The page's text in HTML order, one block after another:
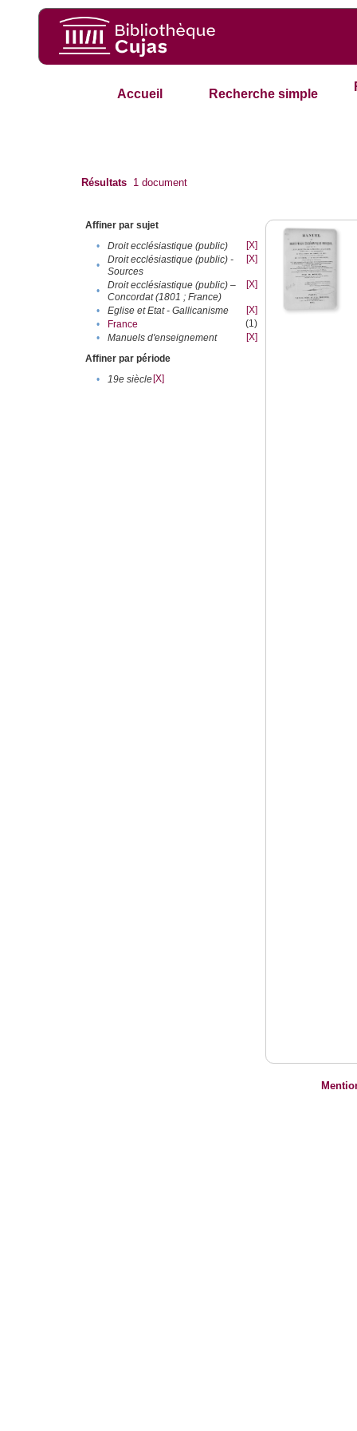
Accueil Recherche simple
Résultats 1 document
Affiner par sujet
•
Droit ecclésiastique (public)
[X]
•
Droit ecclésiastique (public) -
Sources
[X]
•
Droit ecclésiastique (public) –
Concordat (1801 ; France)
[X]
• Eglise et Etat - Gallicanisme
[X]
•
France
(1)
•
Manuels d'enseignement
[X]
Affiner par période
•
19e siècle[X]